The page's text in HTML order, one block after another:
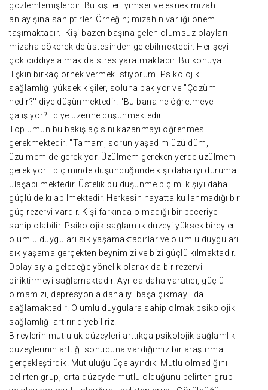
gözlemlemişlerdir. Bu kişiler iyimser ve esnek mizah
anlayışına sahiptirler. Örneğin; mizahın varlığı önem
taşımaktadır. Kişi bazen başına gelen olumsuz olayları
mizaha dökerek de üstesinden gelebilmektedir. Her şeyi
çok ciddiye almak da stres yaratmaktadır. Bu konuya
ilişkin birkaç örnek vermek istiyorum. Psikolojik
sağlamlığı yüksek kişiler, soluna bakıyor ve ''Çözüm
nedir?'' diye düşünmektedir. ''Bu bana ne öğretmeye
çalışıyor?'' diye üzerine düşünmektedir.
Toplumun bu bakış açısını kazanmayı öğrenmesi
gerekmektedir. ''Tamam, sorun yaşadım üzüldüm,
üzülmem de gerekiyor. Üzülmem gereken yerde üzülmem
gerekiyor.'' biçiminde düşündüğünde kişi daha iyi duruma
ulaşabilmektedir. Üstelik bu düşünme biçimi kişiyi daha
güçlü de kılabilmektedir. Herkesin hayatta kullanmadığı bir
güç rezervi vardır. Kişi farkında olmadığı bir beceriye
sahip olabilir. Psikolojik sağlamlık düzeyi yüksek bireyler
olumlu duyguları sık yaşamaktadırlar ve olumlu duyguları
sık yaşama gerçekten beynimizi ve bizi güçlü kılmaktadır.
Dolayısıyla geleceğe yönelik olarak da bir rezervi
biriktirmeyi sağlamaktadır. Ayrıca daha yaratıcı, güçlü
olmamızı, depresyonla daha iyi başa çıkmayı da
sağlamaktadır. Olumlu duygulara sahip olmak psikolojik
sağlamlığı artırır diyebiliriz.
Bireylerin mutluluk düzeyleri arttıkça psikolojik sağlamlık
düzeylerinin arttığı sonucuna vardığımız bir araştırma
gerçekleştirdik. Mutluluğu üçe ayırdık: Mutlu olmadığını
belirten grup, orta düzeyde mutlu olduğunu belirten grup